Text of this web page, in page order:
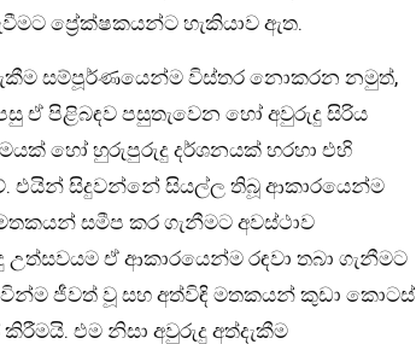
ප්‍රේක්ෂකයන්ට හැකියාව ඇත.
සම්පූර්ණයෙන්ම විස්තර නොකරන නමුත්,
ඒ පිළිබඳව පසුතැවෙන හෝ අවුරුදු සිරිය
හෝ හුරුපුරුදු දර්ශනයක් හරහා එහි
එයින් සිදුවන්නේ සියල්ල තිබූ ආකාරයෙන්ම
සමීප කර ගැනීමට අවස්ථාව
ඒ ආකාරයෙන්ම රඳවා තබා ගැනීමට
ජීවත් වූ සහ අත්විඳි මතකයන් කුඩා කොටස්
එම නිසා අවුරුදු අත්දැකීම